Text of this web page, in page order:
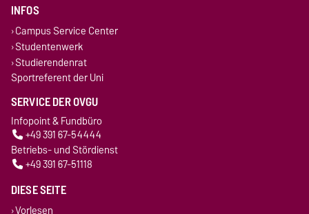
INFOS
Campus Service Center
Studentenwerk
Studierendenrat
Sportreferent der Uni
SERVICE DER OVGU
Infopoint & Fundbüro
+49 391 67-54444
Betriebs- und Stördienst
+49 391 67-51118
DIESE SEITE
Vorlesen